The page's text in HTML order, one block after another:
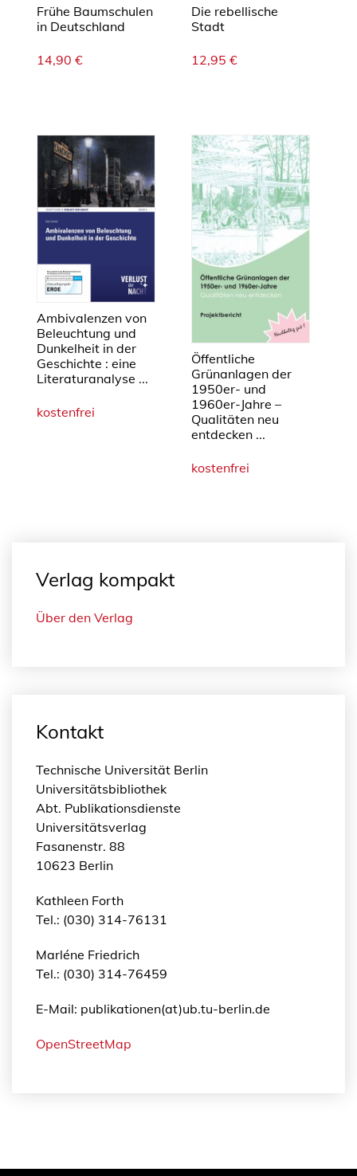
Frühe Baumschulen
in Deutschland
14,90 €
Die rebellische
Stadt
12,95 €
Ambivalenzen von
Beleuchtung und
Dunkelheit in der
Geschichte : eine
Literaturanalyse ...
kostenfrei
Öffentliche
Grünanlagen der
1950er- und
1960er-Jahre –
Qualitäten neu
entdecken ...
kostenfrei
Verlag kompakt
Über den Verlag
Kontakt
Technische Universität Berlin
Universitätsbibliothek
Abt. Publikationsdienste
Universitätsverlag
Fasanenstr. 88
10623 Berlin
Kathleen Forth
Tel.: (030) 314-76131
Marléne Friedrich
Tel.: (030) 314-76459
E-Mail: publikationen(at)ub.tu-berlin.de
OpenStreetMap